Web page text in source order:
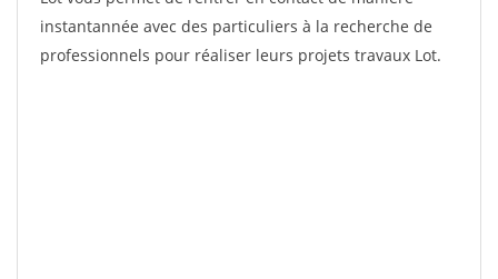
instantannée avec des particuliers à la recherche de
professionnels pour réaliser leurs projets travaux Lot.